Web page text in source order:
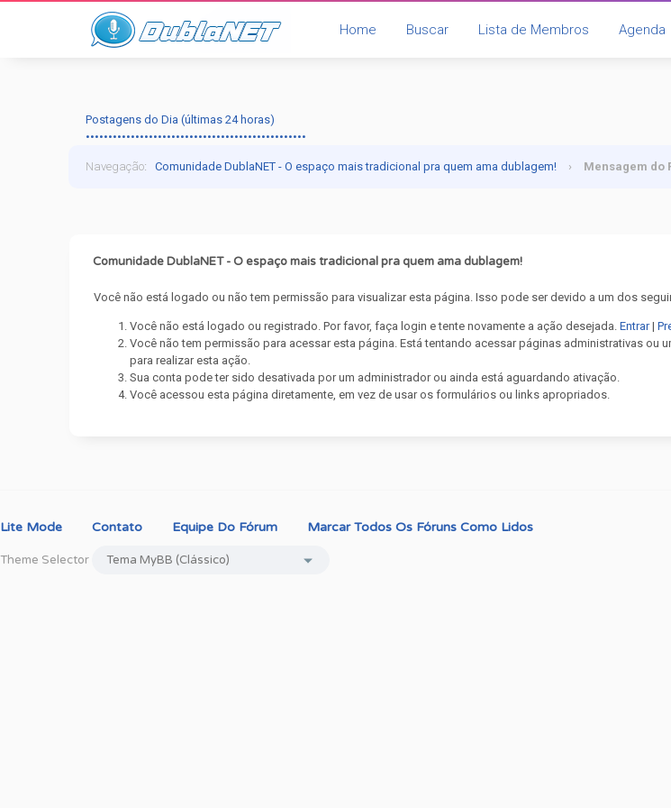
Home Buscar Lista de Membros Agenda
Postagens do Dia (últimas 24 horas)
•••••••••••••••••••••••••••••••••••••••••••••••••
Navegação:Comunidade DublaNET - O espaço mais tradicional pra quem ama dublagem! › Mensagem do
Comunidade DublaNET - O espaço mais tradicional pra quem ama dublagem!
Você não está logado ou não tem permissão para visualizar esta página. Isso pode ser devido a um dos
Você não está logado ou registrado. Por favor, faça login e tente novamente a ação desejada.Entrar|
Você não tem permissão para acessar esta página. Está tentando acessar páginas administrativas ou
para realizar esta ação.
Sua conta pode ter sido desativada por um administrador ou ainda está aguardando ativação.
Você acessou esta página diretamente, em vez de usar os formulários ou links apropriados.
Lite Mode Contato Equipe Do Fórum Marcar Todos Os Fóruns Como Lidos
Theme Selector